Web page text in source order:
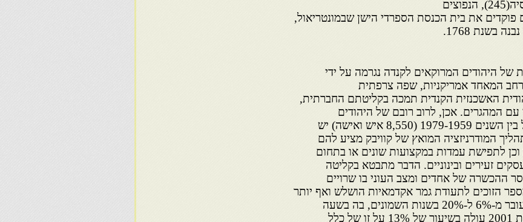
טורקיה (180), אלגייריה, לוב ותוניסיה(245), הנפוצים
את בית הכנסת הספרדי הישן שבמונטריאול,
בשנת 1768.
של היהודים המרוקאים לקנדה נגרמה על ידי
המאחד אמריקניות, שפה צרפתית
האשכנזית הקנדית תמכה בקליטתם החברתית,
עם המהגרים. אכן, לרוב רובם של היהודים
המרוקאים המתיישבים במונטריאול בין השנים 1979-1959 (8,550 איש ואישה) יש
המודרניזציה המואץ של קוויבק מציע להם
לתפישת עמדות במקצועות שונים או בתחום
זעירים ובינוניים. הדבר מתבטא בקליטה
ההכשרה של אחדים ומצב העוני בו שרויים
מספר הזוכים לתעודת גמר אקדמאיות הושלש ואף יותר
מזה במרוצת שני עשורים, כשהוא עובר מ-6% ל-20% בשנות השמונים, בה בשעה
שההכנסה השנתית הממוצעת לשנת 2001 עולה בשיעור של 13% על זו של כלל